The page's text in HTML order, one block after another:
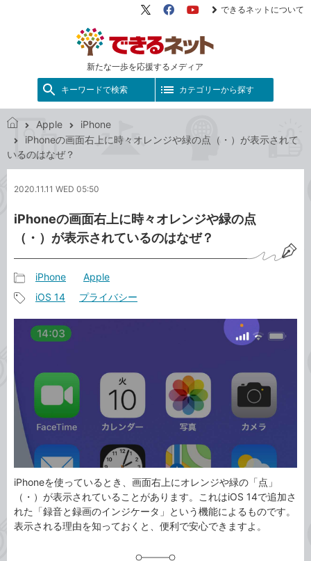
新たな一歩を応援するメディア
X（旧
FacebookYouTube
できるネットについて
キーワードで検索 カテゴリーから探す
で
き
ッ
Apple
iPhone
iPhoneの画面右上に時々オレンジや緑の点（・）が表示されて
いるのはなぜ？
2020.11.11 WED 05:50
iPhoneの画面右上に時々オレンジや緑の点
（・）が表示されているのはなぜ？
事
カ
テ
iPhone Apple
事
タ
iOS 14 プライバシー
iPhoneを使っているとき、画面右上にオレンジや緑の「点」
（・）が表示されていることがあります。これはiOS 14で追加さ
れた「録音と録画のインジケータ」という機能によるものです。
表示される理由を知っておくと、便利で安心できますよ。